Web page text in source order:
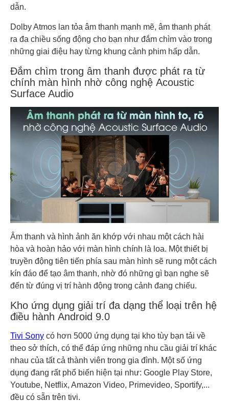
dẫn.
Dolby Atmos lan tỏa âm thanh mạnh mẽ, âm thanh phát
ra đa chiều sống động cho bạn như đắm chìm vào trong
những giai điệu hay từng khung cảnh phim hấp dẫn.
Đắm chìm trong âm thanh được phát ra từ
chính màn hình nhờ công nghệ Acoustic
Surface Audio
Âm thanh và hình ảnh ăn khớp với nhau một cách hài
hòa và hoàn hảo với màn hình chính là loa. Một thiết bị
truyền động tiên tiến phía sau màn hình sẽ rung một cách
kín đáo để tạo âm thanh, nhờ đó những gì bạn nghe sẽ
đến từ đúng vị trí hành động trong cảnh đang chiếu.
Kho ứng dụng giải trí đa dạng thể loại trên hệ
điều hành Android 9.0
Tivi Sony có hơn 5000 ứng dụng tại kho tùy bạn tải về
theo sở thích, có thể đáp ứng những nhu cầu giải trí khác
nhau của tất cả thành viên trong gia đình. Một số ứng
dụng đang rất phổ biến hiện tại như: Google Play Store,
Youtube, Netflix, Amazon Video, Primevideo, Sportify,...
đều có sẵn trên tivi.